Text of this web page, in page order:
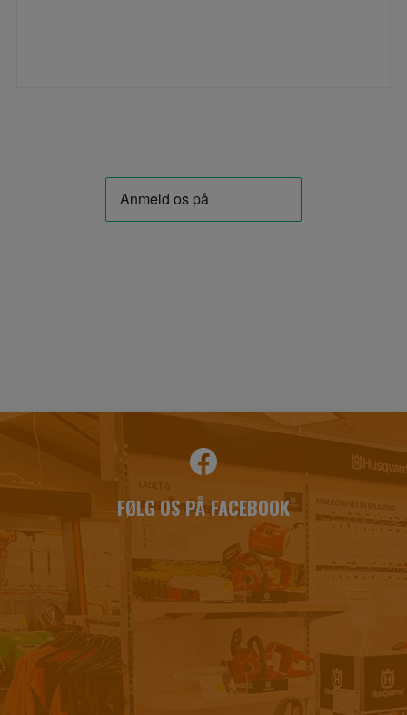
FØLG OS PÅ FACEBOOK